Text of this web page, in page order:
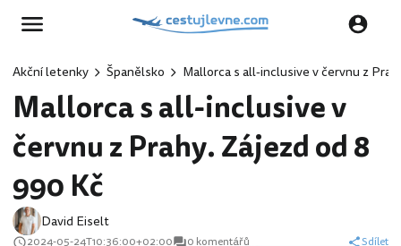
Akční letenky Španělsko Mallorca s all-inclusive v červnu z
Mallorca s all-inclusive v
červnu z Prahy. Zájezd od 8
990 Kč
David Eiselt
2024-05-24T10:36:00+02:00 0 komentářů Sdílet